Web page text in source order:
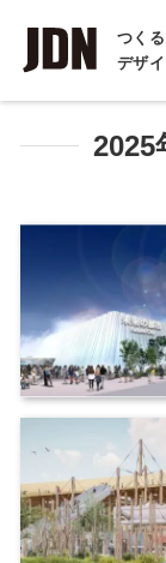
つく
デザ
インタビュ
コラム
2025